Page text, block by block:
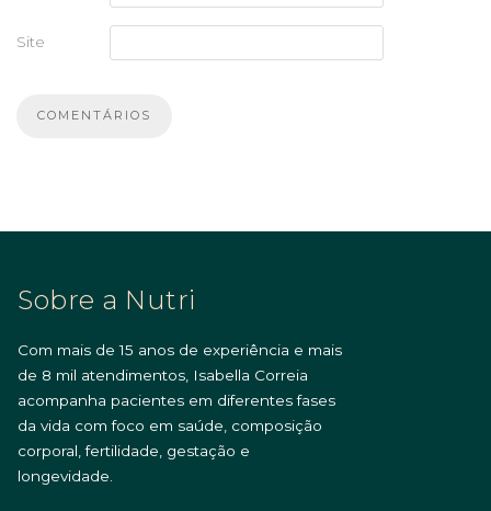
Site
Sobre a Nutri
Com mais de 15 anos de experiência e mais
de 8 mil atendimentos, Isabella Correia
acompanha pacientes em diferentes fases
da vida com foco em saúde, composição
corporal, fertilidade, gestação e
longevidade.